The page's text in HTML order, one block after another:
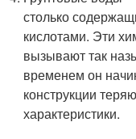
столько
кислотами. Эти
вызывают так
временем он
конструкции
характеристики.